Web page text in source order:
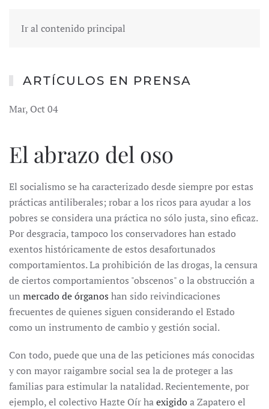
Ir al contenido principal
ARTÍCULOS EN PRENSA
Mar, Oct 04
El abrazo del oso
El socialismo se ha caracterizado desde siempre por estas
prácticas antiliberales; robar a los ricos para ayudar a los
pobres se considera una práctica no sólo justa, sino eficaz.
Por desgracia, tampoco los conservadores han estado
exentos históricamente de estos desafortunados
comportamientos. La prohibición de las drogas, la censura
de ciertos comportamientos "obscenos" o la obstrucción a
un mercado de órganos han sido reivindicaciones
frecuentes de quienes siguen considerando el Estado
como un instrumento de cambio y gestión social.
Con todo, puede que una de las peticiones más conocidas
y con mayor raigambre social sea la de proteger a las
familias para estimular la natalidad. Recientemente, por
ejemplo, el colectivo Hazte Oír haexigidoa Zapatero el